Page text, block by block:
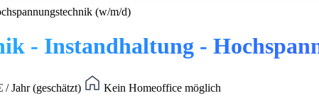
(w/m/d)
- Instandhaltung -
/ Jahr (geschätzt)
Kein Homeoffice möglich